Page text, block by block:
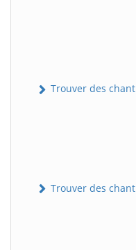
Trouver des
Trouver des